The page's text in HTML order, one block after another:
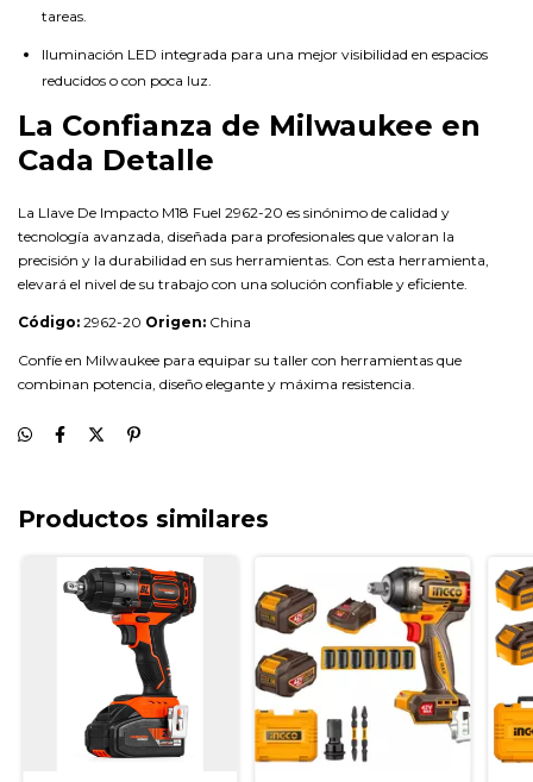
tareas.
Iluminación LED integrada para una mejor visibilidad en espacios
reducidos o con poca luz.
La Confianza de Milwaukee en
Cada Detalle
La Llave De Impacto M18 Fuel 2962-20 es sinónimo de calidad y
tecnología avanzada, diseñada para profesionales que valoran la
precisión y la durabilidad en sus herramientas. Con esta herramienta,
elevará el nivel de su trabajo con una solución confiable y eficiente.
Código: 2962-20 Origen: China
Confíe en Milwaukee para equipar su taller con herramientas que
combinan potencia, diseño elegante y máxima resistencia.
Productos similares